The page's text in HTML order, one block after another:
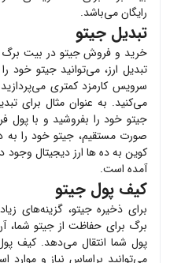
رایگان می‌باشد.
تبدیل جیتو
خرید و فروشجیتو در بیت برگ
تبدیل ارز، می‌توانیدجیتو خود
سرویس کارمزد کمتری
می‌کنید. به عنوان مثال برای
جیتو خود را بفروشید و با پول
صورت مستقیم، جیتوخود را به
کوین به ده ها ارز دیجیتال وجود
آمده است.
کیف پول جیتو
برای ذخیرهجیتو، گزینه‌های
برگ برای حفاظت ازجیتو شما،
پول شما انتقال می‌دهد. کیف
می‌توانید براساس نیاز و موارد